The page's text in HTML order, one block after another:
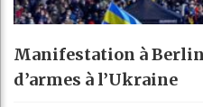
Manifestation à
d’armes à l’Ukraine